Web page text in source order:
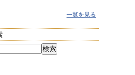
一覧を見る